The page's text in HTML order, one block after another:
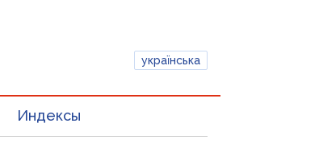
українська
Индексы